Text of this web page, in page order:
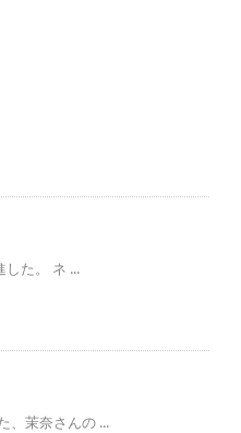
た。 ネ ...
、茉奈さんの ...